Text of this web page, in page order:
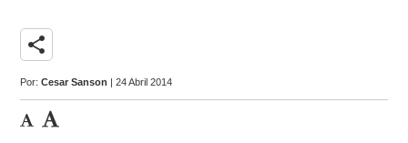
share
Por:Cesar Sanson | 24 Abril 2014